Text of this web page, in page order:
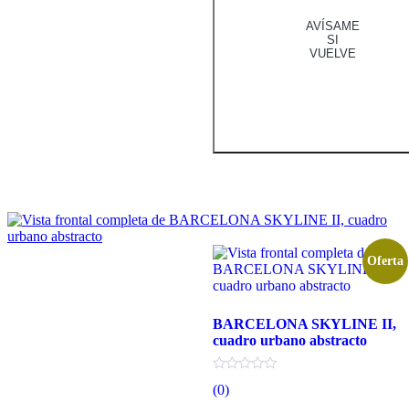
AVÍSAME
SI
VUELVE
Oferta
BARCELONA SKYLINE II,
cuadro urbano abstracto
(0)